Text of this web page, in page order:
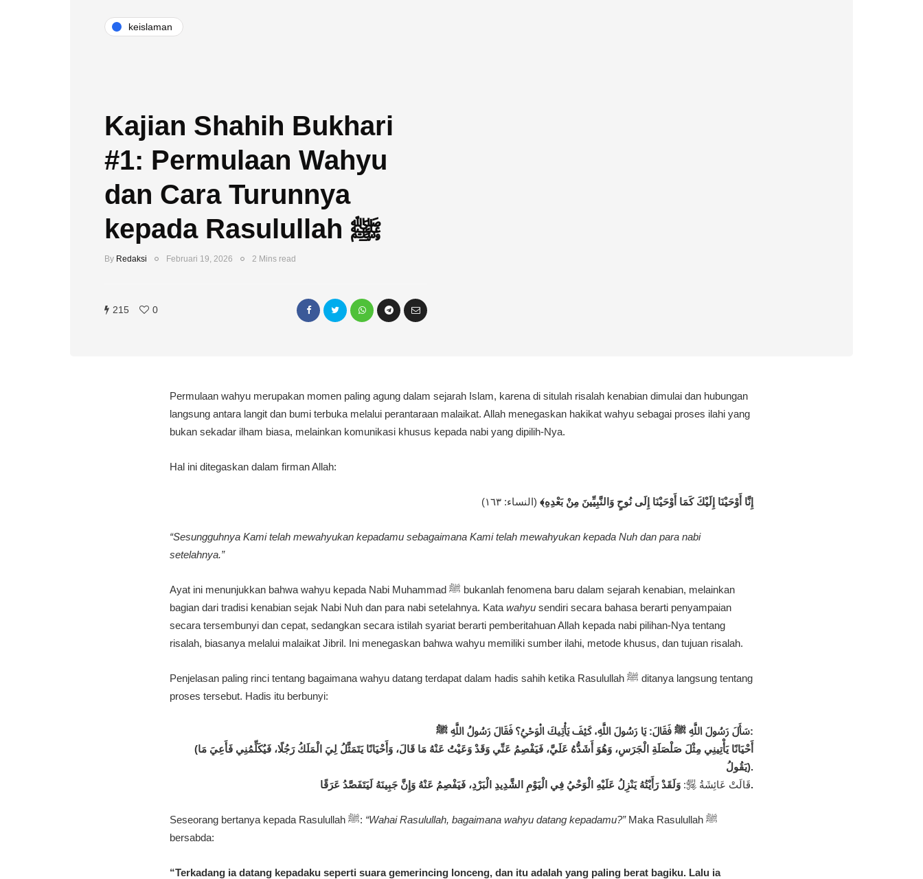
keislaman
Kajian Shahih Bukhari
#1: Permulaan Wahyu
dan Cara Turunnya
kepada Rasulullah ﷺ
By Redaksi Februari 19, 2026 2 Mins read
215 0
Permulaan wahyu merupakan momen paling agung dalam sejarah Islam, karena di situlah risalah kenabian dimulai dan hubungan
langsung antara langit dan bumi terbuka melalui perantaraan malaikat. Allah menegaskan hakikat wahyu sebagai proses ilahi yang
bukan sekadar ilham biasa, melainkan komunikasi khusus kepada nabi yang dipilih-Nya.
Hal ini ditegaskan dalam firman Allah:
إِنَّا أَوْحَيْنَا إِلَيْكَ كَمَا أَوْحَيْنَا إِلَى نُوحٍ وَالنَّبِيِّينَ مِنْ بَعْدِهِ﴾ (النساء: ١٦٣)
“Sesungguhnya Kami telah mewahyukan kepadamu sebagaimana Kami telah mewahyukan kepada Nuh dan para nabi
setelahnya.”
Ayat ini menunjukkan bahwa wahyu kepada Nabi Muhammad ﷺ bukanlah fenomena baru dalam sejarah kenabian, melainkan
bagian dari tradisi kenabian sejak Nabi Nuh dan para nabi setelahnya. Kata wahyu sendiri secara bahasa berarti penyampaian
secara tersembunyi dan cepat, sedangkan secara istilah syariat berarti pemberitahuan Allah kepada nabi pilihan-Nya tentang
risalah, biasanya melalui malaikat Jibril. Ini menegaskan bahwa wahyu memiliki sumber ilahi, metode khusus, dan tujuan risalah.
Penjelasan paling rinci tentang bagaimana wahyu datang terdapat dalam hadis sahih ketika Rasulullah ﷺ ditanya langsung tentang
proses tersebut. Hadis itu berbunyi:
سَأَلَ رَسُولَ اللَّهِ ﷺ فَقَالَ: يَا رَسُولَ اللَّهِ، كَيْفَ يَأْتِيكَ الْوَحْيُ؟ فَقَالَ رَسُولُ اللَّهِ ﷺ:
(أَحْيَانًا يَأْتِينِي مِثْلَ صَلْصَلَةِ الْجَرَسِ، وَهُوَ أَشَدُّهُ عَلَيَّ، فَيَفْصِمُ عَنِّي وَقَدْ وَعَيْتُ عَنْهُ مَا قَالَ، وَأَحْيَانًا يَتَمَثَّلُ لِيَ الْمَلَكُ رَجُلًا، فَيُكَلِّمُنِي فَأَعِيَ مَا
يَقُولُ).
قَالَتْ عَائِشَةُ ﵂:وَلَقَدْ رَأَيْتُهُ يَنْزِلُ عَلَيْهِ الْوَحْيُ فِي الْيَوْمِ الشَّدِيدِ الْبَرْدِ، فَيَفْصِمُ عَنْهُ وَإِنَّ جَبِينَهُ لَيَتَفَصَّدُ عَرَقًا.
Seseorang bertanya kepada Rasulullah ﷺ: “Wahai Rasulullah, bagaimana wahyu datang kepadamu?”Maka Rasulullah ﷺ
bersabda:
“Terkadang ia datang kepadaku seperti suara gemerincing lonceng, dan itu adalah yang paling berat bagiku. Lalu ia